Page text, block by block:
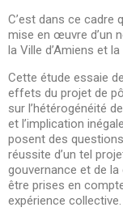
C’est dans ce cadre
mise en œuvre d’un
la Ville d’Amiens et
Cette étude essaie
effets du projet de
sur l’hétérogénéité
et l’implication
posent des
réussite d’un tel
gouvernance et de
être prises en
expérience collective.